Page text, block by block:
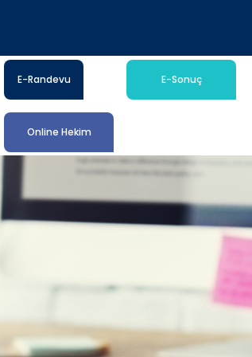
E-Randevu E-Sonuç
Online Hekim